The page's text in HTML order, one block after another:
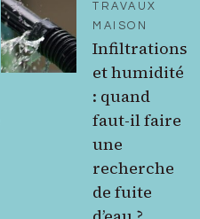
TRAVAUX
MAISON
Infiltrations
et humidité
: quand
faut-il faire
une
recherche
de fuite